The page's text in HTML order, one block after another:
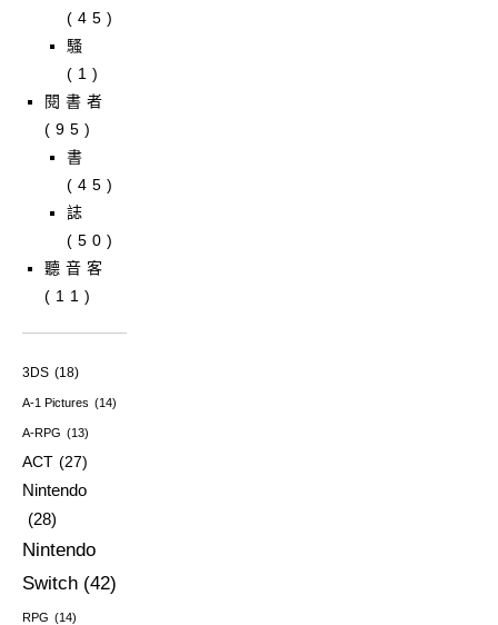
(45)
騷
(1)
閱書者
(95)
書
(45)
誌
(50)
聽音客
(11)
3DS (18)
A-1 Pictures (14)
A-RPG (13)
ACT (27)
Nintendo
(28)
Nintendo
Switch (42)
RPG (14)